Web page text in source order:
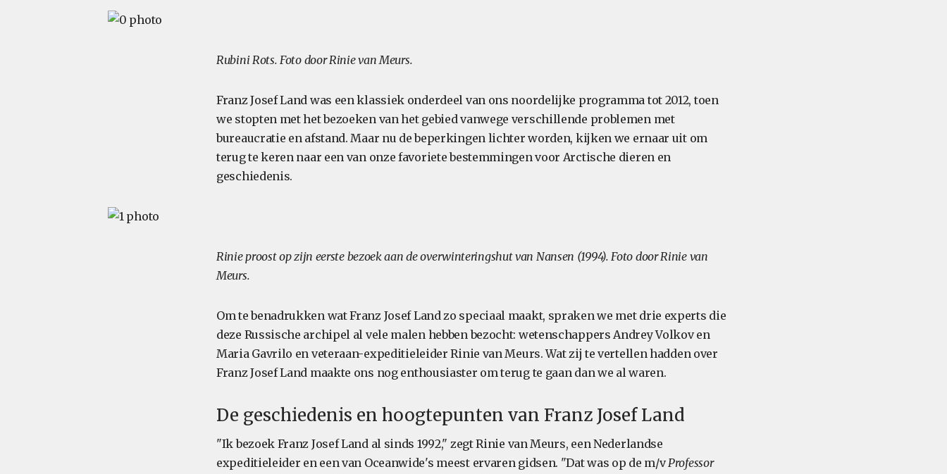
Rubini Rots. Foto door Rinie van Meurs.
Franz Josef Land was een klassiek onderdeel van ons noordelijke programma tot 2012, toen
we stopten met het bezoeken van het gebied vanwege verschillende problemen met
bureaucratie en afstand. Maar nu de beperkingen lichter worden, kijken we ernaar uit om
terug te keren naar een van onze favoriete bestemmingen voor Arctische dieren en
geschiedenis.
Rinie proost op zijn eerste bezoek aan de overwinteringshut van Nansen (1994). Foto door Rinie van
Meurs.
Om te benadrukken wat Franz Josef Land zo speciaal maakt, spraken we met drie experts die
deze Russische archipel al vele malen hebben bezocht: wetenschappers Andrey Volkov en
Maria Gavrilo en veteraan-expeditieleider Rinie van Meurs. Wat zij te vertellen hadden over
Franz Josef Land maakte ons nog enthousiaster om terug te gaan dan we al waren.
De geschiedenis en hoogtepunten van Franz Josef Land
"Ik bezoek Franz Josef Land al sinds 1992," zegt Rinie van Meurs, een Nederlandse
expeditieleider en een van Oceanwide's meest ervaren gidsen. "Dat was op de m/vProfessor